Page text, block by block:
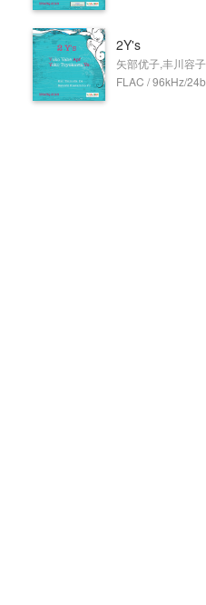
2Y's
矢部优子,丰川容子
FLAC / 96kHz/